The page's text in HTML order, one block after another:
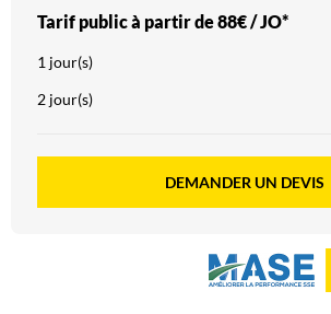
Tarif public à partir de88€ / JO*
1 jour(s)
2 jour(s)
DEMANDER UN DEVIS